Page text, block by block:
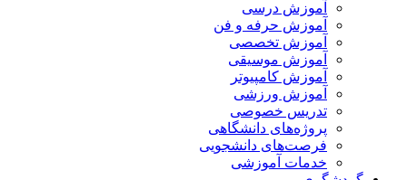
آموزش درسی
آموزش حرفه و فن
آموزش تخصصی
آموزش موسیقی
آموزش کامپیوتر
آموزش ورزشی
تدریس خصوصی
پروژه‌های دانشگاهی
فرصت‌های دانشجویی
خدمات آموزشی